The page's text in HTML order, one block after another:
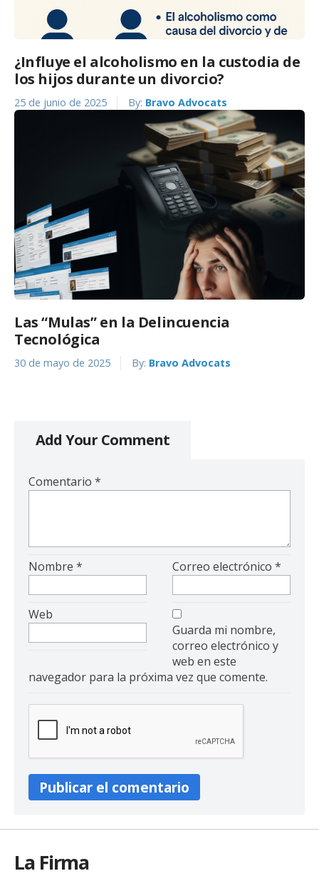
¿Influye el alcoholismo en la custodia de
los hijos durante un divorcio?
25 de junio de 2025 By: Bravo Advocats
Las “Mulas” en la Delincuencia
Tecnológica
30 de mayo de 2025 By: Bravo Advocats
Add Your Comment
Comentario *
Nombre * Correo electrónico*
Web
Guarda mi nombre,
correo electrónico y
web en este
navegador para la próxima vez que comente.
La Firma